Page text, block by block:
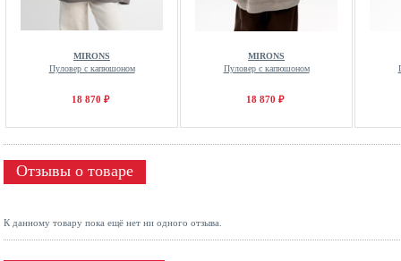
MIRONS
Пуловер с капюшоном
18 870 ₽
MIRONS
Пуловер с капюшоном
18 870 ₽
Отзывы о товаре
К данному товару пока ещё нет ни одного отзыва.